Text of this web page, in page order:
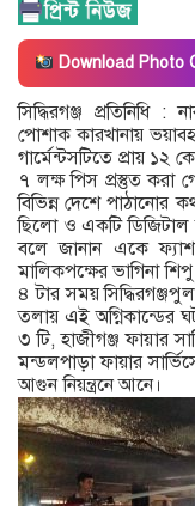
Download Photo
সিদ্ধিরগঞ্জ প্রতিনিধি :
পোশাক কারখানায় ভয়াবহ
গার্মেন্টসটিতে প্রায় ১২
৭ লক্ষ পিস প্রস্তুত করা
বিভিন্ন দেশে পাঠানোর
ছিলো ও একটি ডিজিটাল
বলে জানান একে
মালিকপক্ষের ভাগিনা
৪ টার সময়
তলায় এই অগ্নিকান্ডের
৩ টি, হাজীগঞ্জ ফায়ার
মন্ডলপাড়া ফায়ার
আগুন